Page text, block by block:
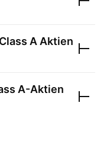
A Aktien
A-Aktien